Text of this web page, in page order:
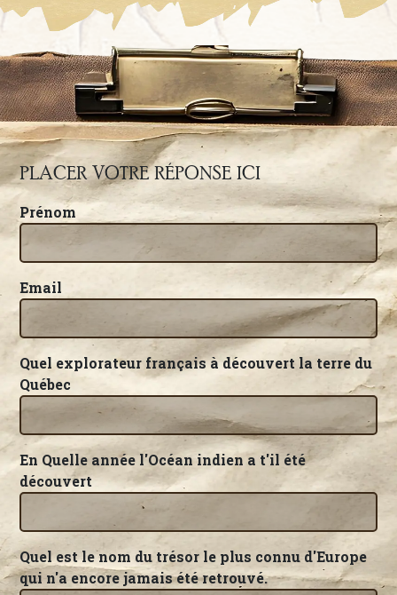
PLACER VOTRE RÉPONSE ICI
Prénom
Email
Quel explorateur français à découvert la terre du
Québec
En Quelle année l'Océan indien a t'il été
découvert
Quel est le nom du trésor le plus connu d'Europe
qui n'a encore jamais été retrouvé.